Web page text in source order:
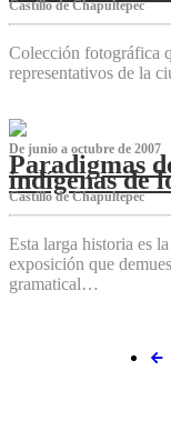
Castillo de Chapultepec
Colección fotográfica
representativos de la
De junio a octubre de 2007
Paradigmas
indígenas de
Castillo de Chapultepec
Esta larga historia es
exposición que
gramatical…